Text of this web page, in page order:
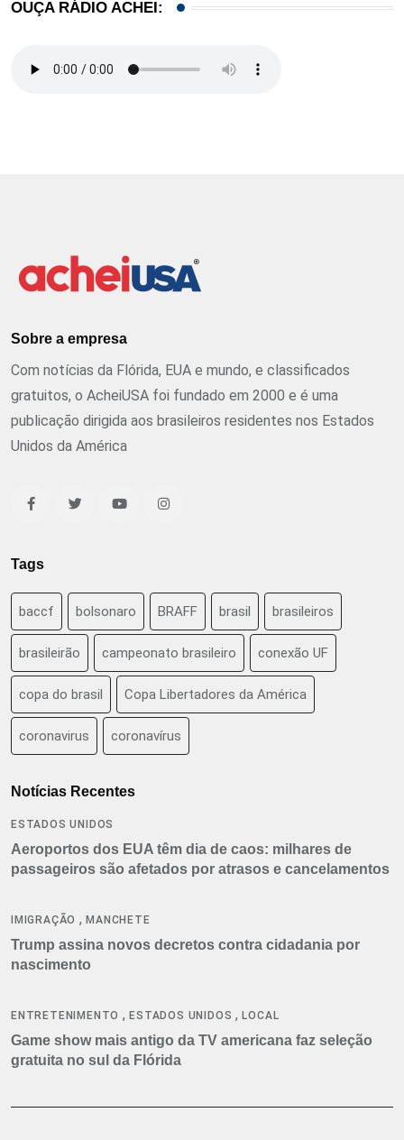
OUÇA RÁDIO ACHEI:
Sobre a empresa
Com notícias da Flórida, EUA e mundo, e classificados
gratuitos, o AcheiUSA foi fundado em 2000 e é uma
publicação dirigida aos brasileiros residentes nos Estados
Unidos da América
Tags
baccf bolsonaro BRAFF brasil brasileiros
brasileirão campeonato brasileiro conexão UF
copa do brasil Copa Libertadores da América
coronavirus coronavírus
Notícias Recentes
ESTADOS UNIDOS
Aeroportos dos EUA têm dia de caos: milhares de
passageiros são afetados por atrasos e cancelamentos
IMIGRAÇÃO ,MANCHETE
Trump assina novos decretos contra cidadania por
nascimento
ENTRETENIMENTO ,ESTADOS UNIDOS ,LOCAL
Game show mais antigo da TV americana faz seleção
gratuita no sul da Flórida